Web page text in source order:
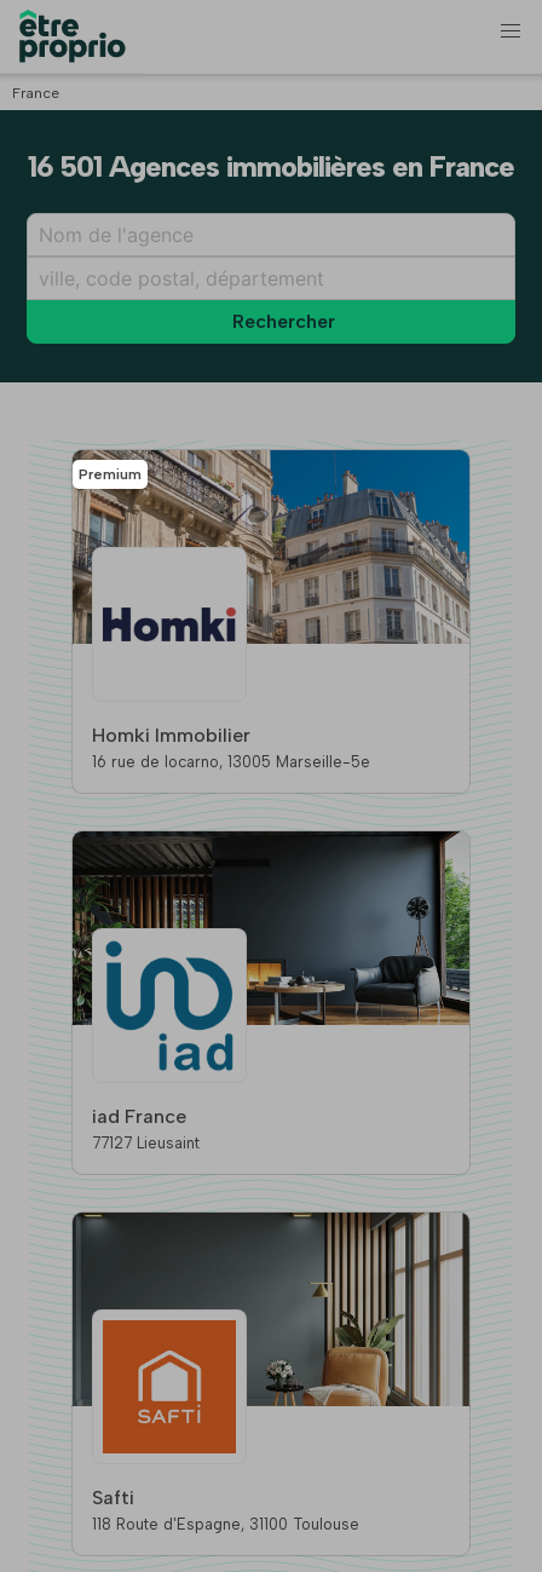
France
16 501 Agences immobilières en France
Rechercher
Premium
Homki Immobilier
16 rue de locarno, 13005 Marseille-5e
iad France
77127 Lieusaint
Safti
118 Route d'Espagne, 31100 Toulouse